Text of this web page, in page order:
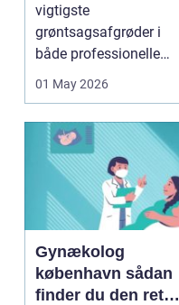
vigtigste
grøntsagsafgrøder i
både professionelle
køkkenhaver og større
landbrugspro...
01 May 2026
Gynækolog
københavn sådan
finder du den rette